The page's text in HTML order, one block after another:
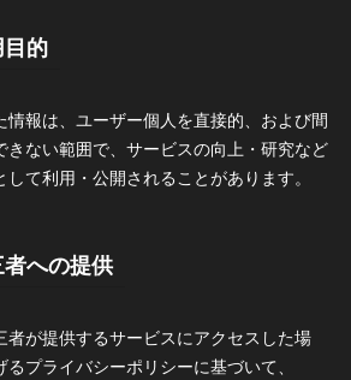
目的
報は、ユーザー個人を直接的、および間
きない範囲で、サービスの向上・研究など
て利用・公開されることがあります。
への提供
者が提供するサービスにアクセスした場
プライバシーポリシーに基づいて、